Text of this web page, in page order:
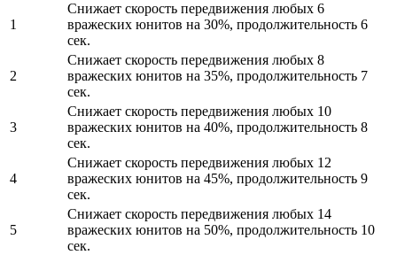
1
Снижает скорость передвижения любых 6
вражеских юнитов на 30%, продолжительность 6
сек.
2
Снижает скорость передвижения любых 8
вражеских юнитов на 35%, продолжительность 7
сек.
3
Снижает скорость передвижения любых 10
вражеских юнитов на 40%, продолжительность 8
сек.
4
Снижает скорость передвижения любых 12
вражеских юнитов на 45%, продолжительность 9
сек.
5
Снижает скорость передвижения любых 14
вражеских юнитов на 50%, продолжительность 10
сек.